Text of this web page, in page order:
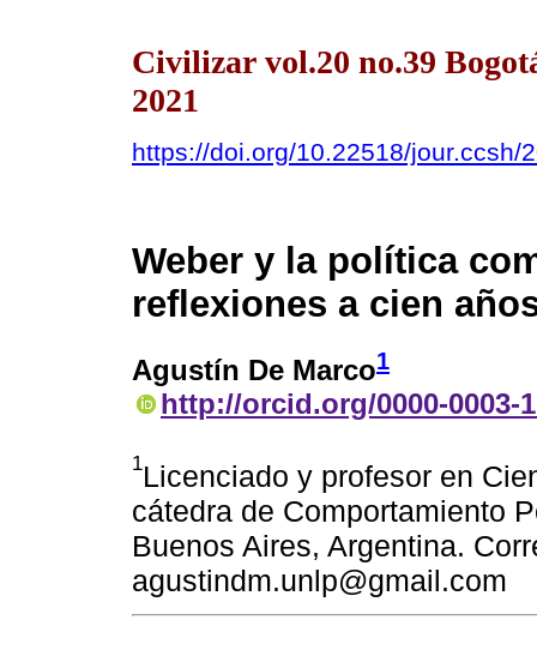
Civilizar vol.20 no.39
2021
https://doi.org/10.22518/jour.ccsh/
Weber y la política
reflexiones a cien
Agustín De Marco1
http://orcid.org/0000-0003-
1Licenciado y profesor en
cátedra de Comportamiento
Buenos Aires, Argentina.
agustindm.unlp@gmail.com